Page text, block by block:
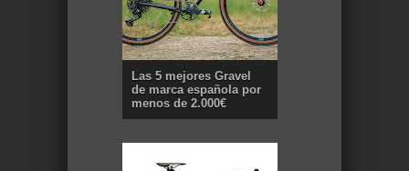
Las 5 mejores Gravel
de marca española por
menos de 2.000€